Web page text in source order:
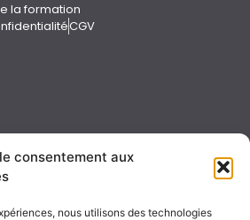
consentement aux
nous utilisons des technologies
la formation
CGV